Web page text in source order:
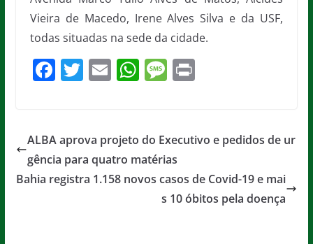
Vieira de Macedo, Irene Alves Silva e da USF,
todas situadas na sede da cidade.
F
e
b
o
T
er
E
l
W
s
A
p
M
a
g
e
Pr
ALBA aprova projeto do Executivo e pedidos de ur
gência para quatro matérias
Bahia registra 1.158 novos casos de Covid-19 e mai
s 10 óbitos pela doença